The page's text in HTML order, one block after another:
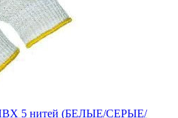
5 нитей (БЕЛЫЕ/СЕРЫЕ/